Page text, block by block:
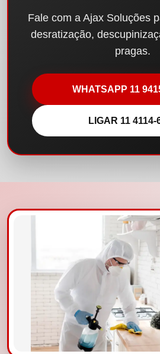
Fale com a Ajax Soluções
desratização,
pragas.
WHATSAPP 11
LIGAR 11 4114-